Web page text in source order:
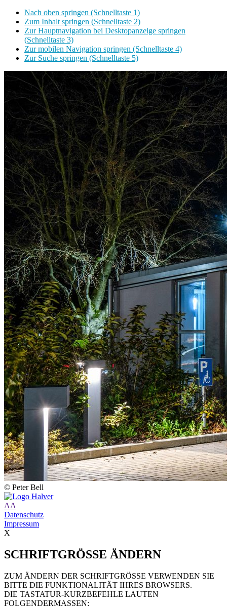
Nach oben springen (Schnelltaste 1)
Zum Inhalt springen (Schnelltaste 2)
Zur Hauptnavigation bei Desktopanzeige springen
(Schnelltaste 3)
Zur mobilen Navigation springen (Schnelltaste 4)
Zur Suche springen (Schnelltaste 5)
© Peter Bell
AA
Datenschutz
Impressum
X
SCHRIFTGRÖSSE ÄNDERN
ZUM ÄNDERN DER SCHRIFTGRÖSSE VERWENDEN SIE
BITTE DIE FUNKTIONALITÄT IHRES BROWSERS.
DIE TASTATUR-KURZBEFEHLE LAUTEN
FOLGENDERMASSEN: